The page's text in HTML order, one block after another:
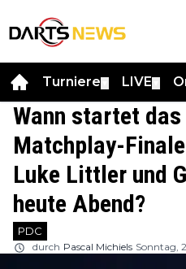
Turniere LIVE
Wann startet
Matchplay-
Luke Littler und
heute Abend?
PDC
durch Pascal Michiels Sonntag,